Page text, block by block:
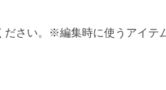
さい。※編集時に使うアイテ